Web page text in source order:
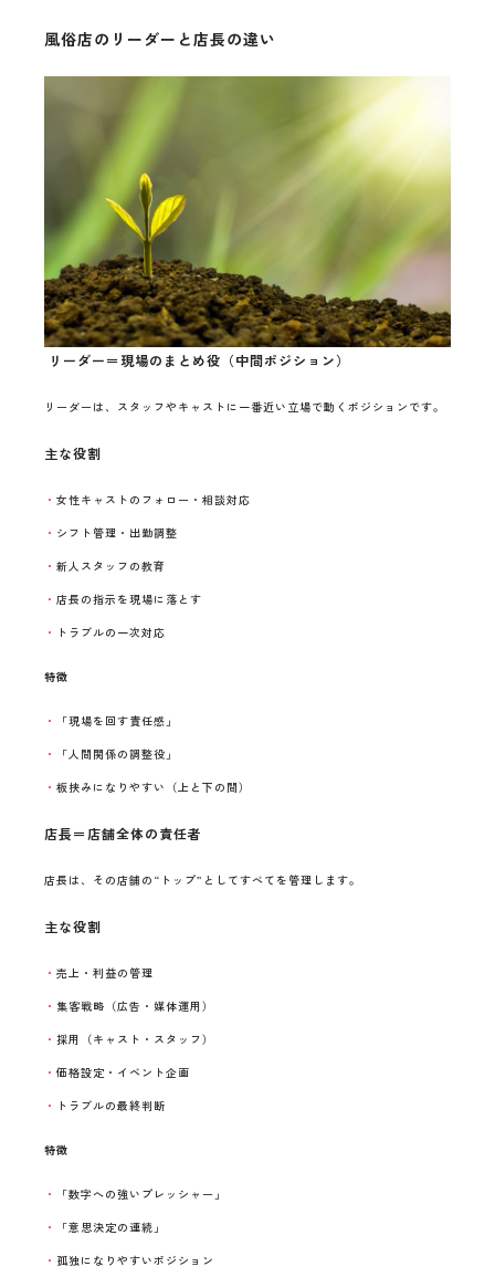
風俗店のリーダーと店長の違い
リーダー＝現場のまとめ役（中間ポジション）
リーダーは、スタッフやキャストに一番近い立場で動くポジションです。
主な役割
女性キャストのフォロー・相談対応
シフト管理・出勤調整
新人スタッフの教育
店長の指示を現場に落とす
トラブルの一次対応
特徴
「現場を回す責任感」
「人間関係の調整役」
板挟みになりやすい（上と下の間）
店長＝店舗全体の責任者
店長は、その店舗の“トップ”としてすべてを管理します。
主な役割
売上・利益の管理
集客戦略（広告・媒体運用）
採用（キャスト・スタッフ）
価格設定・イベント企画
トラブルの最終判断
特徴
「数字への強いプレッシャー」
「意思決定の連続」
孤独になりやすいポジション